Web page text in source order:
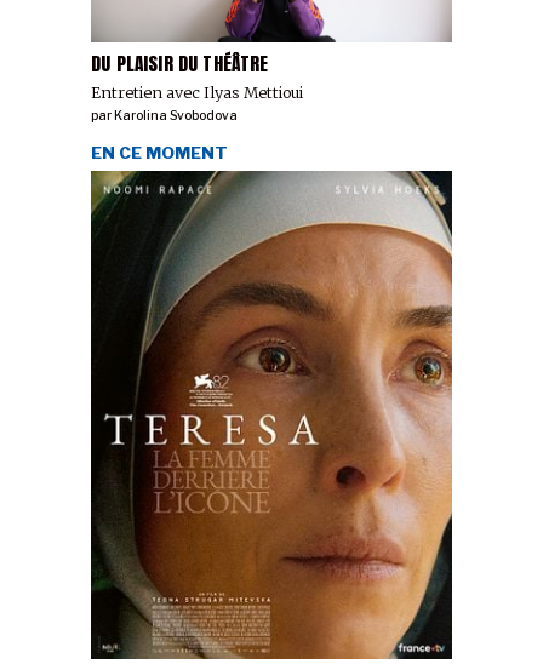
DU PLAISIR DU THÉÂTRE
Entretien avec Ilyas Mettioui
parKarolina Svobodova
EN CE MOMENT